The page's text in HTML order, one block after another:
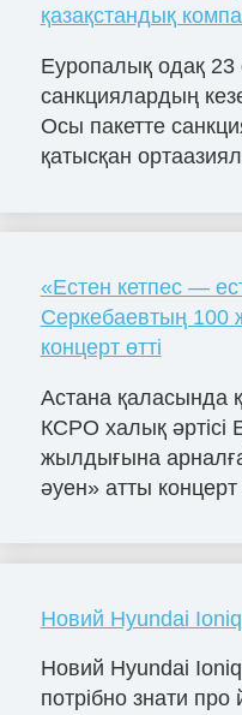
қазақстандық
Еуропалық одақ 23
санкциялардың
Осы пакетте
қатысқан
«Естен кетпес —
Серкебаевтың 100
концерт өтті
Астана қаласында
КСРО халық әртісі
жылдығына
әуен» атты концерт
Новий Hyundai Ioniq
Новий Hyundai
потрібно знати про